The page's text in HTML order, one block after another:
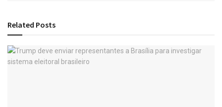
Related Posts